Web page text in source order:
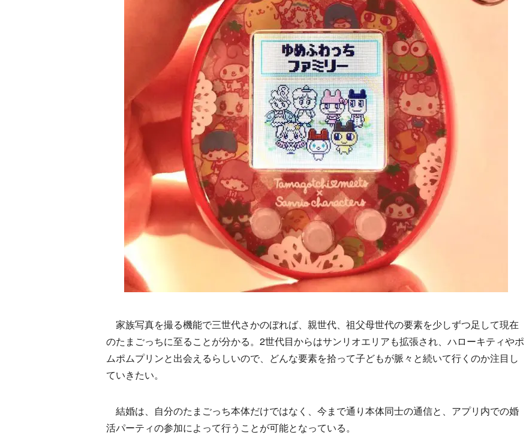
家族写真を撮る機能で三世代さかのぼれば、親世代、祖父母世代の要素を少しずつ足して現在
のたまごっちに至ることが分かる。2世代目からはサンリオエリアも拡張され、ハローキティやポ
ムポムプリンと出会えるらしいので、どんな要素を拾って子どもが脈々と続いて行くのか注目し
ていきたい。
結婚は、自分のたまごっち本体だけではなく、今まで通り本体同士の通信と、アプリ内での婚
活パーティの参加によって行うことが可能となっている。